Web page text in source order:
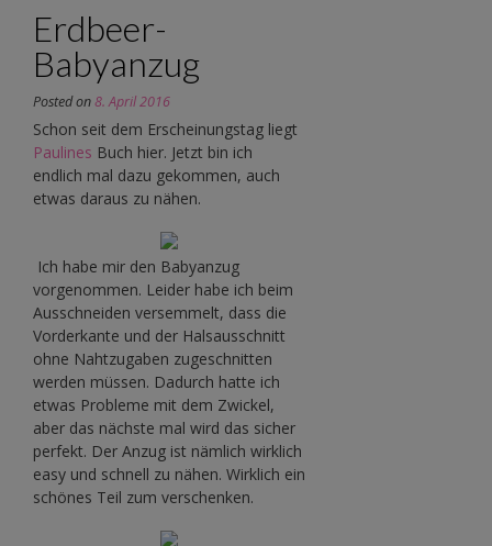
Erdbeer-
Babyanzug
Posted on8. April 2016
Schon seit dem Erscheinungstag liegt
Paulines Buch hier. Jetzt bin ich
endlich mal dazu gekommen, auch
etwas daraus zu nähen.
Ich habe mir den Babyanzug
vorgenommen. Leider habe ich beim
Ausschneiden versemmelt, dass die
Vorderkante und der Halsausschnitt
ohne Nahtzugaben zugeschnitten
werden müssen. Dadurch hatte ich
etwas Probleme mit dem Zwickel,
aber das nächste mal wird das sicher
perfekt. Der Anzug ist nämlich wirklich
easy und schnell zu nähen. Wirklich ein
schönes Teil zum verschenken.